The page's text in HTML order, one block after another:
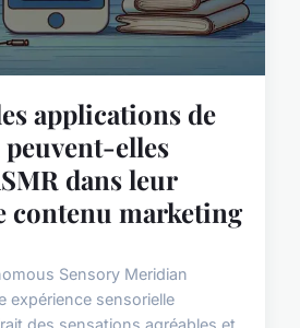
applications de
elles
dans leur
contenu marketing
Sensory Meridian
expérience sensorielle
des sensations agréables et